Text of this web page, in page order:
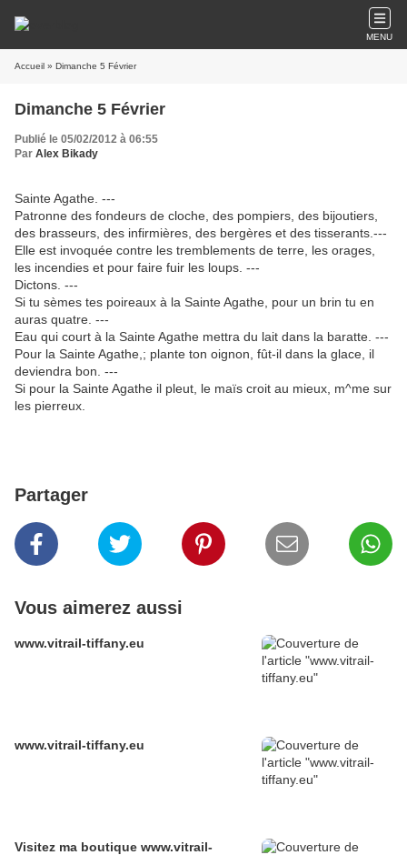
MENU
Accueil » Dimanche 5 Février
Dimanche 5 Février
Publié le 05/02/2012 à 06:55
Par Alex Bikady
Sainte Agathe. ---
Patronne des fondeurs de cloche, des pompiers, des bijoutiers,
des brasseurs, des infirmières, des bergères et des tisserants.---
Elle est invoquée contre les tremblements de terre, les orages,
les incendies et pour faire fuir les loups. ---
Dictons. ---
Si tu sèmes tes poireaux à la Sainte Agathe, pour un brin tu en
auras quatre. ---
Eau qui court à la Sainte Agathe mettra du lait dans la baratte. ---
Pour la Sainte Agathe,; plante ton oignon, fût-il dans la glace, il
deviendra bon. ---
Si pour la Sainte Agathe il pleut, le maïs croit au mieux, m^me sur
les pierreux.
Partager
Vous aimerez aussi
www.vitrail-tiffany.eu
www.vitrail-tiffany.eu
Visitez ma boutique www.vitrail-